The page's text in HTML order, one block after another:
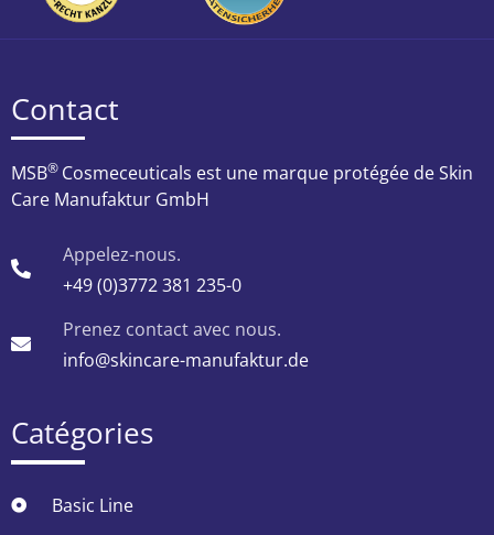
Contact
MSB® Cosmeceuticals est une marque protégée de Skin
Care Manufaktur GmbH
Appelez-nous.
+49 (0)3772 381 235-0
Prenez contact avec nous.
info@skincare-manufaktur.de
Catégories
Basic Line